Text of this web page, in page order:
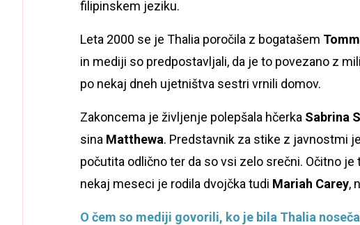
filipinskem jeziku.
Leta 2000 se je Thalia poročila z bogatašem
in mediji so predpostavljali, da je to povezano z
po nekaj dneh ujetništva sestri vrnili domov.
Zakoncema je življenje polepšala hčerka Sabrina
sina Matthewa. Predstavnik za stike z javnostmi
počutita odlično ter da so vsi zelo srečni. Očitno
nekaj meseci je rodila dvojčka tudi Mariah Carey,
O čem so mediji govorili, ko je bila Thalia